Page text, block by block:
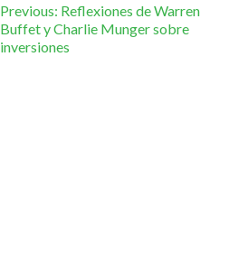
Navegación
de
Previous: Reflexiones de Warren
Buffet y Charlie Munger sobre
inversiones